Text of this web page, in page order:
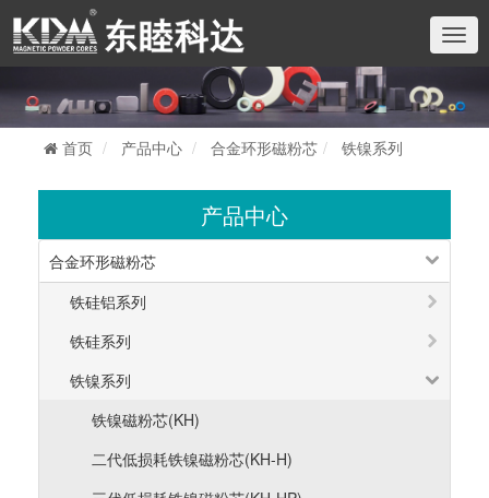
切
换
航
首页
产品中心 合金环形磁粉芯 铁镍系列
产品中心
合金环形磁粉芯
铁硅铝系列
铁硅系列
铁镍系列
铁镍磁粉芯(KH)
二代低损耗铁镍磁粉芯(KH-H)